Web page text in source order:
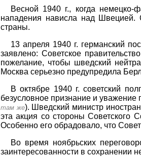
Весной 1940 г., когда
нападения нависла над Швецией.
страны.
13 апреля 1940 г. германский
заявлено: Советское
пожелание, чтобы шведский
Москва серьезно предупредила
В октябре 1940 г. советский
безусловное признание и уважение
там же). Шведский министр
эта акция со стороны Советского
Особенно его обрадовало, что
Во время ноябрьских
заинтересованности в сохранении